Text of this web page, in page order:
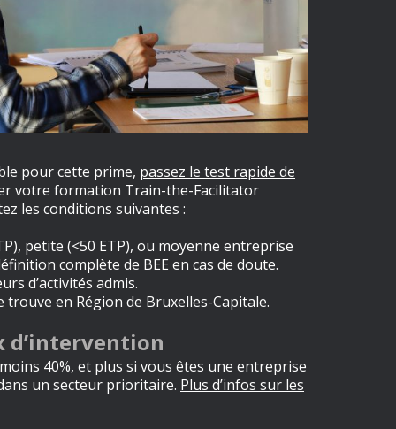
pour cette prime, passez le test rapide de
votre formation Train-the-Facilitator
les conditions suivantes :
petite (<50 ETP), ou moyenne entreprise
complète de BEE en cas de doute.
d’activités admis.
trouve en Région de Bruxelles-Capitale.
d’intervention
40%, et plus si vous êtes une entreprise
un secteur prioritaire. Plus d’infos sur les